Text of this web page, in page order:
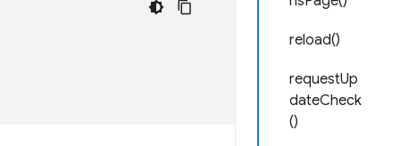
reload()
requestUp
dateCheck
()